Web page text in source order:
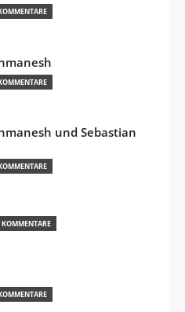
und Sebastian
KOMMENTARE